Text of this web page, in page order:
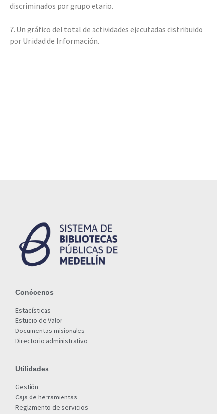
discriminados por grupo etario.
7. Un gráfico del total de actividades ejecutadas distribuido
por Unidad de Información.
Conócenos
Estadísticas
Estudio de Valor
Documentos misionales
Directorio administrativo
Utilidades
Gestión
Caja de herramientas
Reglamento de servicios